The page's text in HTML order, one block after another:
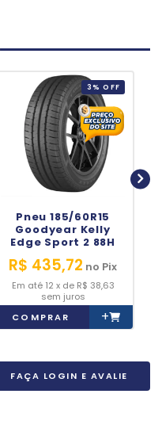
3% OFF
Pneu 185/60R15
Goodyear Kelly
Edge Sport 2 88H
R$ 435,72 no Pix
12 x de R$ 38,63
sem juros
COMPRAR
+
FAÇA LOGIN E AVALIE